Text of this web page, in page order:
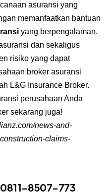
asuransi yang
memanfaatkan bantuan
yang berpengalaman.
dan sekaligus
risiko yang dapat
broker asuransi
L&G Insurance Broker.
perusahaan Anda
sekarang juga!
news-and-
claims-
0811-8507-773